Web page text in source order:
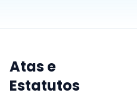
Atas e
Estatutos